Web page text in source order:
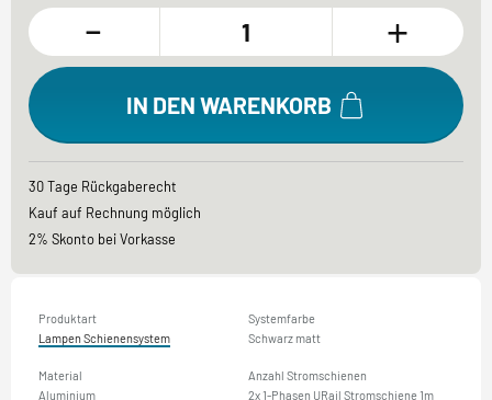
- +
IN DEN WARENKORB
30 Tage Rückgaberecht
Kauf auf Rechnung möglich
2% Skonto bei Vorkasse
Produktart
Lampen Schienensystem
Systemfarbe
Schwarz matt
Material
Aluminium
Anzahl Stromschienen
2x 1-Phasen URail Stromschiene 1m